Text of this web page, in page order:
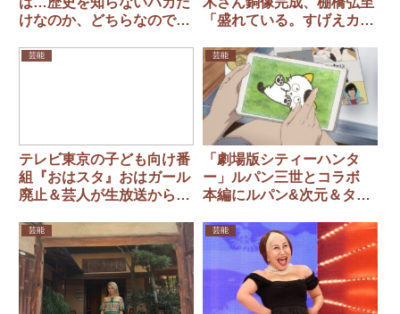
けなのか、どちらなのです
「盛れている。すげえカッ
木さんパネル復活
芸能
テレビ東京の子ども向け番
組『おはスタ』おはガール
廃止＆芸人が生放送から卒
芸能
「劇場版シティーハンタ
ー」ルパン三世とコラボ
本編にルパン&次元＆タマ
送も決定
芸能 芸能